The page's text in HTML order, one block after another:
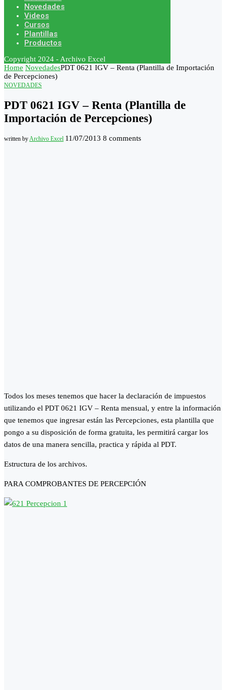
Novedades
Videos
Cursos
Plantillas
Productos
Copyright 2024 - Archivo Excel
Home NovedadesPDT 0621 IGV – Renta (Plantilla de Importación
de Percepciones)
NOVEDADES
PDT 0621 IGV – Renta (Plantilla de
Importación de Percepciones)
written byArchivo Excel 11/07/2013 8 comments
Todos los meses tenemos que hacer la declaración de impuestos
utilizando el PDT 0621 IGV – Renta mensual, y entre la información
que tenemos que ingresar están las Percepciones, esta plantilla que
pongo a su disposición de forma gratuita, les permitirá cargar los
datos de una manera sencilla, practica y rápida al PDT.
Estructura de los archivos.
PARA COMPROBANTES DE PERCEPCIÓN